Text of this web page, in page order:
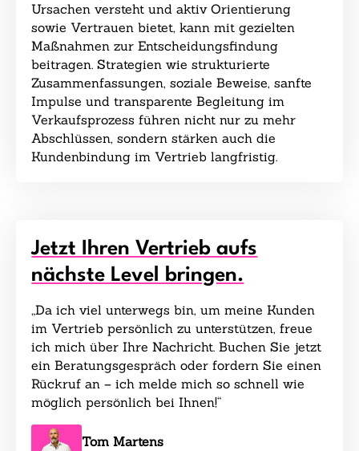
Ursachen versteht und aktiv Orientierung
sowie Vertrauen bietet, kann mit gezielten
Maßnahmen zur Entscheidungsfindung
beitragen. Strategien wie strukturierte
Zusammenfassungen, soziale Beweise, sanfte
Impulse und transparente Begleitung im
Verkaufsprozess führen nicht nur zu mehr
Abschlüssen, sondern stärken auch die
Kundenbindung im Vertrieb langfristig.
Jetzt Ihren Vertrieb aufs
nächste Level bringen.
„Da ich viel unterwegs bin, um meine Kunden
im Vertrieb persönlich zu unterstützen, freue
ich mich über Ihre Nachricht. Buchen Sie jetzt
ein Beratungsgespräch oder fordern Sie einen
Rückruf an – ich melde mich so schnell wie
möglich persönlich bei Ihnen!“
Tom Martens